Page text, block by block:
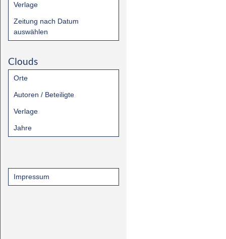
Verlage
Zeitung nach Datum
auswählen
Clouds
Orte
Autoren / Beteiligte
Verlage
Jahre
Impressum